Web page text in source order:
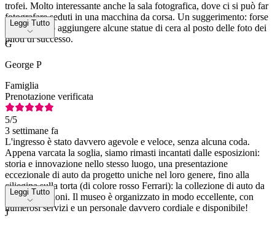
trofei. Molto interessante anche la sala fotografica, dove ci si può far
fotografare seduti in una macchina da corsa. Un suggerimento: forse
si potrebbero aggiungere alcune statue di cera al posto delle foto dei
piloti di successo.
Leggi Tutto
G
George P
Famiglia
Prenotazione verificata
5/5
3 settimane fa
L'ingresso è stato davvero agevole e veloce, senza alcuna coda.
Appena varcata la soglia, siamo rimasti incantati dalle esposizioni:
storia e innovazione nello stesso luogo, una presentazione
eccezionale di auto da progetto uniche nel loro genere, fino alla
ciliegina sulla torta (di colore rosso Ferrari): la collezione di auto da
F1 dei campioni. Il museo è organizzato in modo eccellente, con
numerosi servizi e un personale davvero cordiale e disponibile!
Leggi Tutto
J